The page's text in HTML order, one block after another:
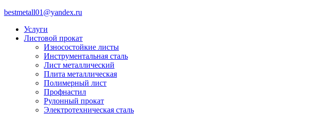
bestmetall01@yandex.ru
Услуги
Листовой прокат
Износостойкие листы
Инструментальная сталь
Лист металлический
Плита металлическая
Полимерный лист
Профнастил
Рулонный прокат
Электротехническая сталь